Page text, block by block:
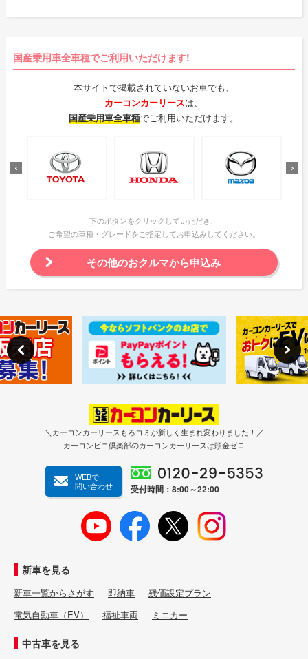
国産乗用車全車種でご利用いただけます!
本サイトで掲載されていないお車でも、
カーコンカーリースは、
国産乗用車全車種でご利用いただけます。
下のボタンをクリックしていただき、
ご希望の車種・グレードをご指定してお申込みしてください。
その他のおクルマから申込み
＼カーコンカーリースもろコミが新しく生まれ変わりました！／
カーコンビニ倶楽部のカーコンカーリースは頭金ゼロ
WEBで
問い合わせ
受付時間：8:00～22:00
新車を見る
新車一覧からさがす 即納車
残価設定プラン
電気自動車（EV）
福祉車両 ミニカー
中古車を見る